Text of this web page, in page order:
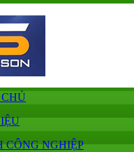
CÔNG NGHIỆP